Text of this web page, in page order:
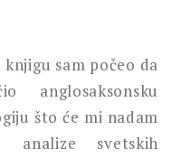
knjigu sam počeo da
što će mi nadam
analize svetskih